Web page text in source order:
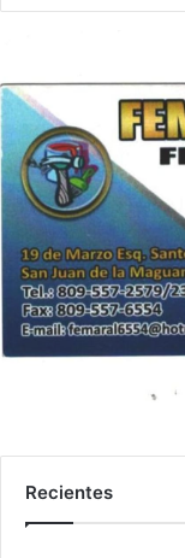
Recientes